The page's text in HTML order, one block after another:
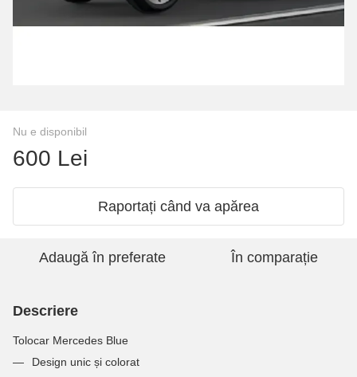
Nu e disponibil
600 Lei
Raportați când va apărea
Adaugă în preferate În comparație
Descriere
Tolocar Mercedes Blue
Design unic și colorat